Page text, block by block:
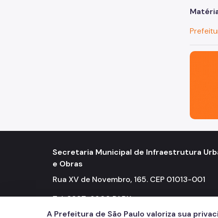
São
Secretaria Municipal de Infraestrutura
e Obras
Rua XV de Novembro, 165. CEP 01013-001
Tel: 3337-9900 PABX
A Prefeitura de São Paulo valoriza sua